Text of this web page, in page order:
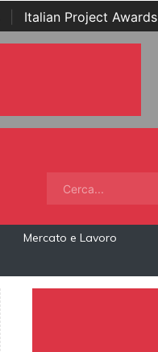
Italian Project Awards
Mercato e Lavoro